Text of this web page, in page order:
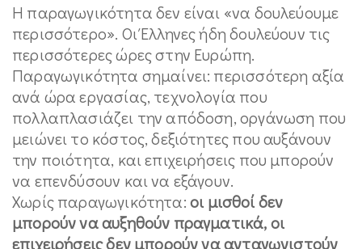
Η παραγωγικότητα δεν είναι «να δουλεύουμε
περισσότερο». Οι Έλληνες ήδη δουλεύουν τις
περισσότερες ώρες στην Ευρώπη.
Παραγωγικότητα σημαίνει: περισσότερη αξία
ανά ώρα εργασίας, τεχνολογία που
πολλαπλασιάζει την απόδοση, οργάνωση που
μειώνει το κόστος, δεξιότητες που αυξάνουν
την ποιότητα, και επιχειρήσεις που μπορούν
να επενδύσουν και να εξάγουν.
Χωρίς παραγωγικότητα:οι μισθοί δεν
μπορούν να αυξηθούν πραγματικά, οι
επιχειρήσεις δεν μπορούν να ανταγωνιστούν